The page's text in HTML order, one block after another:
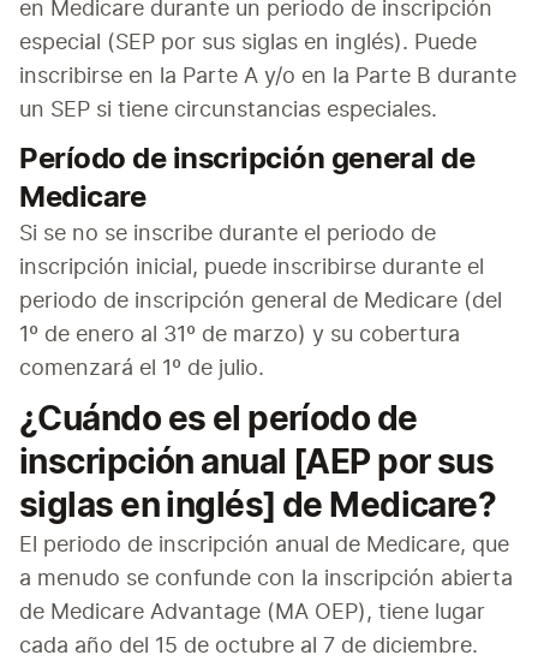
en Medicare durante un periodo de inscripción
especial (SEP por sus siglas en inglés). Puede
inscribirse en la Parte A y/o en la Parte B durante
un SEP si tiene circunstancias especiales.
Período de inscripción general de
Medicare
Si se no se inscribe durante el periodo de
inscripción inicial, puede inscribirse durante el
periodo de inscripción general de Medicare (del
1º de enero al 31º de marzo) y su cobertura
comenzará el 1º de julio.
¿Cuándo es el período de
inscripción anual [AEP por sus
siglas en inglés] de Medicare?
El periodo de inscripción anual de Medicare, que
a menudo se confunde con la inscripción abierta
de Medicare Advantage (MA OEP), tiene lugar
cada año del 15 de octubre al 7 de diciembre.